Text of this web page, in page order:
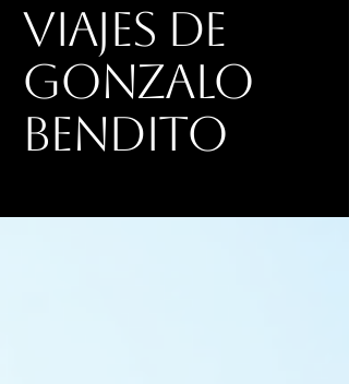
Viajes de
Gonzalo
Bendito